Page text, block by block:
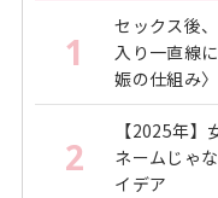
1
セックス後
入り一直線
娠の仕組み〉
2
【2025年
ネームじゃ
イデア